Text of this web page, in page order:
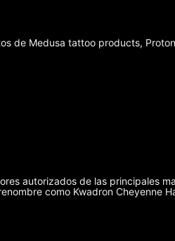
de Medusa tattoo products,
autorizados de las principales
como Kwadron Cheyenne